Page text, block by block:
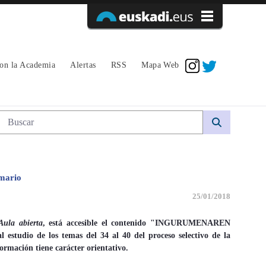
la Academia Alertas RSS Mapa Web
web
25/01/2018
abierta, está accesible el contenido "INGURUMENAREN
estudio de los temas del 34 al 40 del proceso selectivo de la
tiene carácter orientativo.